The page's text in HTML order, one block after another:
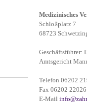
Medizinisches
Schloßplatz 7
68723
Geschäftsführer:
Amtsgericht
Telefon 06202
Fax 06202 22026
E-Mail